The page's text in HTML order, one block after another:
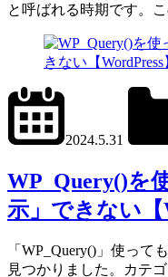
と呼ばれる時期です。
2024.5.31
WP_Query()を
示」できない【
「WP_Query()」使っ
見つかりました。カテ